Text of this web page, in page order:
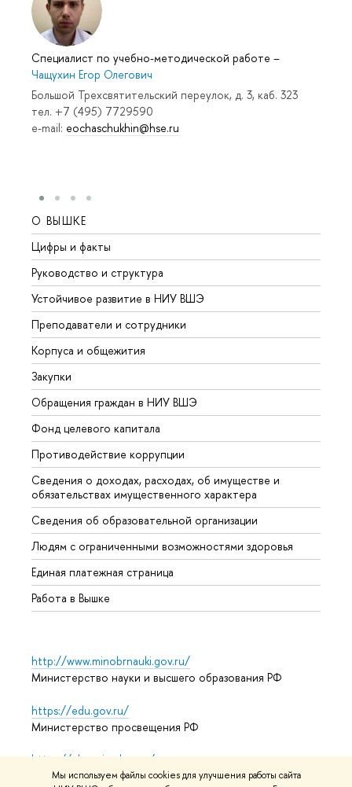
Мы используем файлы cookies для улучшения работы сайта
Специалист по учебно-методической работе –
Чащухин Егор Олегович
Большой Трехсвятительский переулок, д. 3, каб. 323
тел. +7 (495) 7729590
e-mail: eochaschukhin@hse.ru
О ВЫШКЕ
Цифры и факты
Руководство и структура
Устойчивое развитие в НИУ ВШЭ
Преподаватели и сотрудники
Корпуса и общежития
Закупки
Обращения граждан в НИУ ВШЭ
Фонд целевого капитала
Противодействие коррупции
Сведения о доходах, расходах, об имуществе и
обязательствах имущественного характера
Сведения об образовательной организации
Людям с ограниченными возможностями здоровья
Единая платежная страница
Работа в Вышке
http://www.minobrnauki.gov.ru/
Министерство науки и высшего образования РФ
https://edu.gov.ru/
Министерство просвещения РФ
https://elearning.hse.ru/mooc
Массовые открытые онлайн-курсы